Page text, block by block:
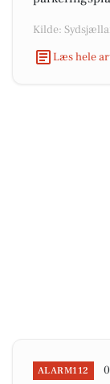
Kilde:
Læs hele
ALARM112